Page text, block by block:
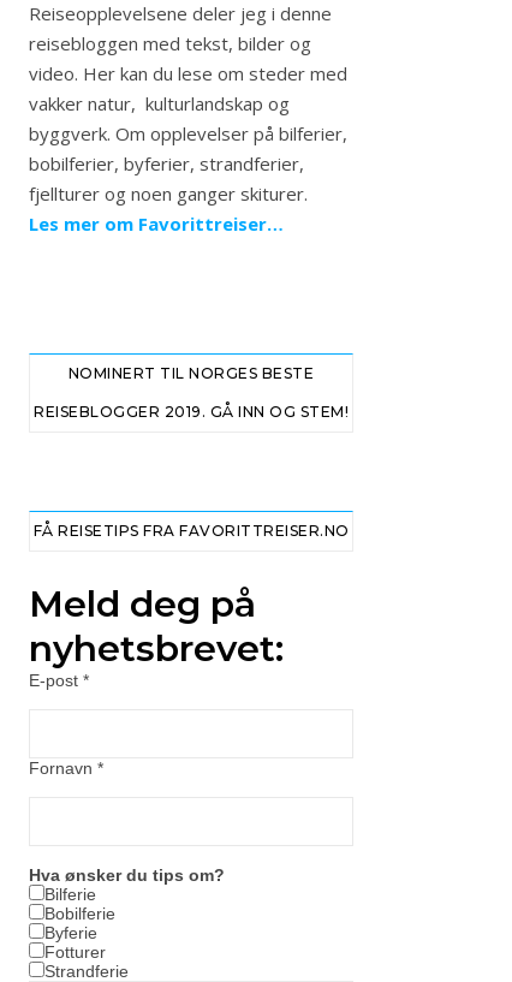
Reiseopplevelsene deler jeg i denne
reisebloggen med tekst, bilder og
video. Her kan du lese om steder med
vakker natur, kulturlandskap og
byggverk. Om opplevelser på bilferier,
bobilferier, byferier, strandferier,
fjellturer og noen ganger skiturer.
Les mer om Favorittreiser…
NOMINERT TIL NORGES BESTE
REISEBLOGGER 2019. GÅ INN OG STEM!
FÅ REISETIPS FRA FAVORITTREISER.NO
Meld deg på
nyhetsbrevet:
E-post *
Fornavn *
Hva ønsker du tips om?
Bilferie
Bobilferie
Byferie
Fotturer
Strandferie